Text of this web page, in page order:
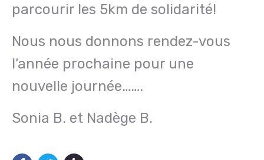
parcourir les 5km de solidarité!
Nous nous donnons rendez-vous
l’année prochaine pour une
nouvelle journée…….
Sonia B. et Nadège B.